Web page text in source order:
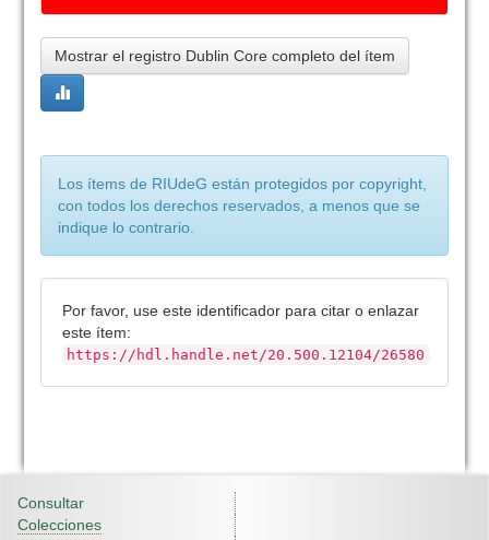
Mostrar el registro Dublin Core completo del ítem
Los ítems de RIUdeG están protegidos por copyright,
con todos los derechos reservados, a menos que se
indique lo contrario.
Por favor, use este identificador para citar o enlazar
este ítem:
https://hdl.handle.net/20.500.12104/26580
Consultar
Colecciones